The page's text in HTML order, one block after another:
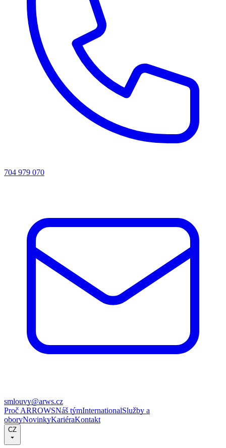
704 979 070
smlouvy@arws.cz
Proč ARROWSNáš týmInternationalSlužby a
oboryNovinkyKariéraKontakt
CZ